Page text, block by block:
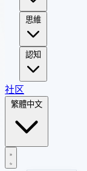
思維
認知
社区
繁體中文